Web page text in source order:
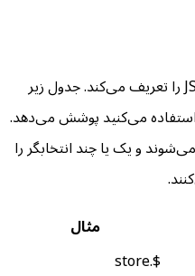
RFC 9535 نحو استاندارد JSONPath را تعریف می‌کند. جدول زیر
استفاده می‌کنید پوشش می‌دهد.
و یک یا چند انتخابگر را
مثال
$.store